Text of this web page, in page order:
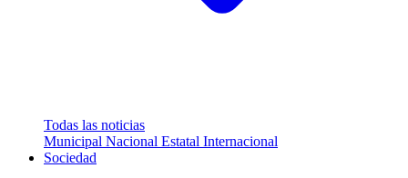
Todas las noticias
Municipal Nacional Estatal Internacional
Sociedad